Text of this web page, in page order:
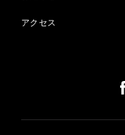
アクセス